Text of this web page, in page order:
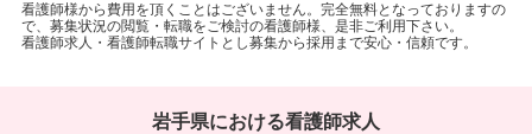
看護師様から費用を頂くことはございません。完全無料となっておりますの
で、募集状況の閲覧・転職をご検討の看護師様、是非ご利用下さい。
看護師求人・看護師転職サイトとし募集から採用まで安心・信頼です。
岩手県における看護師求人